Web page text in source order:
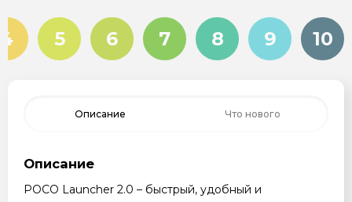
4 5 6 7 8 9 10
Описание Что нового
Описание
POCO Launcher 2.0 – быстрый, удобный и